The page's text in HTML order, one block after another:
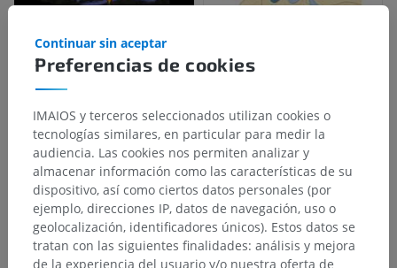
Preferencias de cookies
Continuar sin aceptar
IMAIOS y terceros seleccionados utilizan cookies o
tecnologías similares, en particular para medir la
audiencia. Las cookies nos permiten analizar y
almacenar información como las características de su
dispositivo, así como ciertos datos personales (por
ejemplo, direcciones IP, datos de navegación, uso o
geolocalización, identificadores únicos). Estos datos se
tratan con las siguientes finalidades: análisis y mejora
de la experiencia del usuario y/o nuestra oferta de